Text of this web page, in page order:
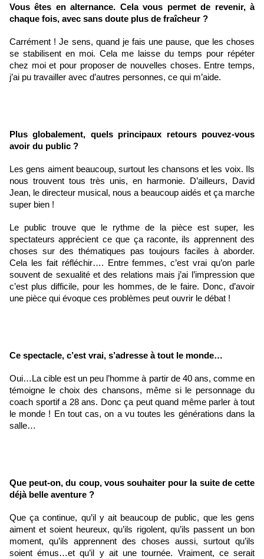
Vous êtes en alternance. Cela vous permet de revenir, à
chaque fois, avec sans doute plus de fraîcheur ?
Carrément ! Je sens, quand je fais une pause, que les choses
se stabilisent en moi. Cela me laisse du temps pour répéter
chez moi et pour proposer de nouvelles choses. Entre temps,
j’ai pu travailler avec d’autres personnes, ce qui m’aide.
Plus globalement, quels principaux retours pouvez-vous
avoir du public ?
Les gens aiment beaucoup, surtout les chansons et les voix. Ils
nous trouvent tous très unis, en harmonie. D’ailleurs, David
Jean, le directeur musical, nous a beaucoup aidés et ça marche
super bien !
Le public trouve que le rythme de la pièce est super, les
spectateurs apprécient ce que ça raconte, ils apprennent des
choses sur des thématiques pas toujours faciles à aborder.
Cela les fait réfléchir…. Entre femmes, c’est vrai qu’on parle
souvent de sexualité et des relations mais j’ai l’impression que
c’est plus difficile, pour les hommes, de le faire. Donc, d’avoir
une pièce qui évoque ces problèmes peut ouvrir le débat !
Ce spectacle, c’est vrai, s’adresse à tout le monde…
Oui…La cible est un peu l’homme à partir de 40 ans, comme en
témoigne le choix des chansons, même si le personnage du
coach sportif a 28 ans. Donc ça peut quand même parler à tout
le monde ! En tout cas, on a vu toutes les générations dans la
salle…
Que peut-on, du coup, vous souhaiter pour la suite de cette
déjà belle aventure ?
Que ça continue, qu’il y ait beaucoup de public, que les gens
aiment et soient heureux, qu’ils rigolent, qu’ils passent un bon
moment, qu’ils apprennent des choses aussi, surtout qu’ils
soient émus…et qu’il y ait une tournée. Vraiment, ce serait